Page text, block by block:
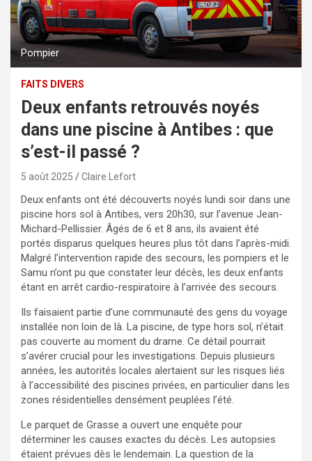
Pompier
FAITS DIVERS
Deux enfants retrouvés noyés
dans une piscine à Antibes : que
s’est-il passé ?
5 août 2025 Claire Lefort
Deux enfants ont été découverts noyés lundi soir dans une
piscine hors sol à Antibes, vers 20h30, sur l’avenue Jean-
Michard-Pellissier. Âgés de 6 et 8 ans, ils avaient été
portés disparus quelques heures plus tôt dans l’après-midi.
Malgré l’intervention rapide des secours, les pompiers et le
Samu n’ont pu que constater leur décès, les deux enfants
étant en arrêt cardio-respiratoire à l’arrivée des secours.
Ils faisaient partie d’une communauté des gens du voyage
installée non loin de là. La piscine, de type hors sol, n’était
pas couverte au moment du drame. Ce détail pourrait
s’avérer crucial pour les investigations. Depuis plusieurs
années, les autorités locales alertaient sur les risques liés
à l’accessibilité des piscines privées, en particulier dans les
zones résidentielles densément peuplées l’été.
Le parquet de Grasse a ouvert une enquête pour
déterminer les causes exactes du décès. Les autopsies
étaient prévues dès le lendemain. La question de la